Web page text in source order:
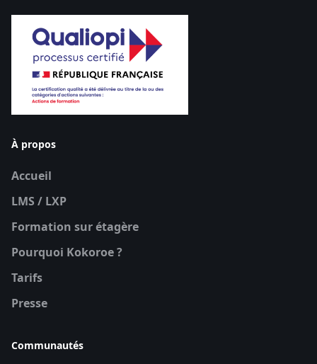
À propos
Accueil
LMS / LXP
Formation sur étagère
Pourquoi Kokoroe ?
Tarifs
Presse
Communautés